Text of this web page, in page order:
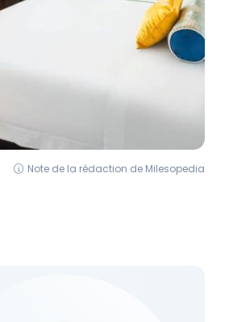
Note de la rédaction de Milesopedia